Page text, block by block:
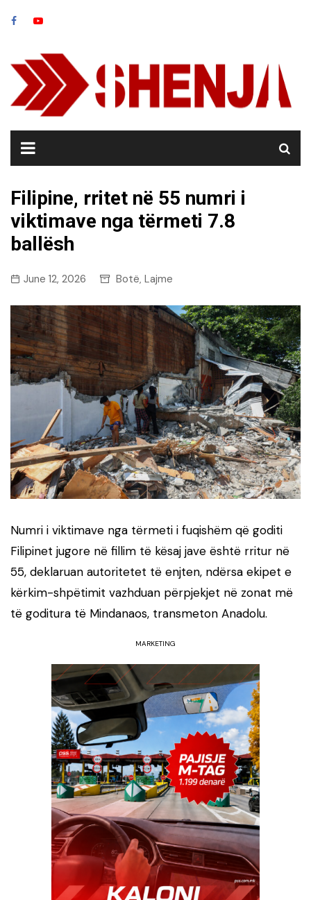
Filipine, rritet në 55 numri i
viktimave nga tërmeti 7.8
ballësh
June 12, 2026 Botë, Lajme
Numri i viktimave nga tërmeti i fuqishëm që goditi
Filipinet jugore në fillim të kësaj jave është rritur në
55, deklaruan autoritetet të enjten, ndërsa ekipet e
kërkim-shpëtimit vazhduan përpjekjet në zonat më
të goditura të Mindanaos, transmeton Anadolu.
MARKETING